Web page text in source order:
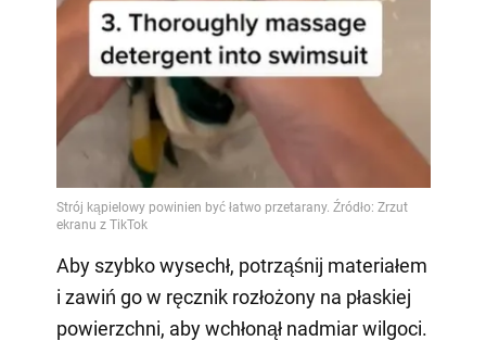
Aby szybko wysechł, potrząśnij materiałem
i zawiń go w ręcznik rozłożony na płaskiej
powierzchni, aby wchłonął nadmiar wilgoci.